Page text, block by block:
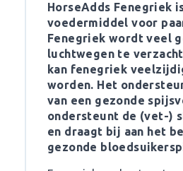
HorseAdds Fenegriek
voedermiddel voor
Fenegriek wordt veel
luchtwegen te
kan fenegriek
worden. Het
van een gezonde
ondersteunt de (vet-)
en draagt bij aan het
gezonde